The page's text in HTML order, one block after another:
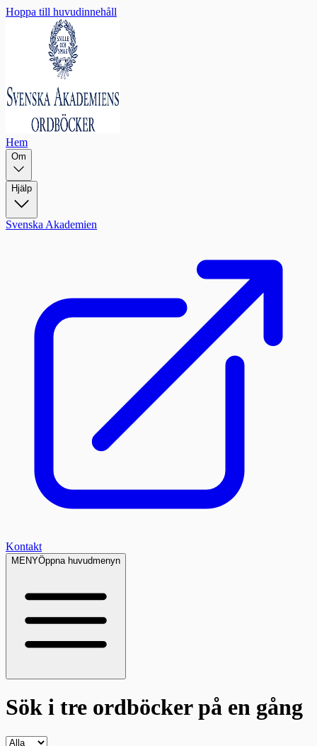
Hoppa till huvudinnehåll
Hem
Om
Hjälp
Svenska Akademien
Kontakt
MENYÖppna huvudmenyn
Sök i tre ordböckerpå en gång